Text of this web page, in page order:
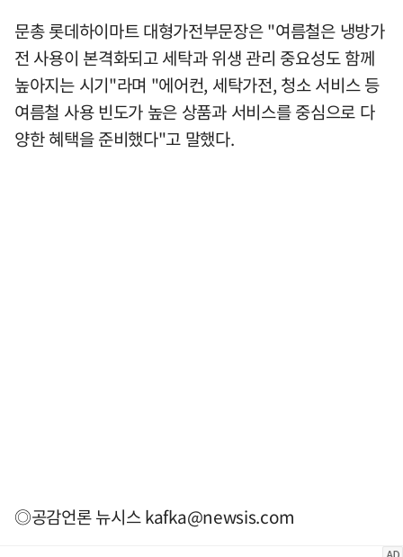
문총 롯데하이마트 대형가전부문장은 "여름철은 냉방가
전 사용이 본격화되고 세탁과 위생 관리 중요성도 함께
높아지는 시기"라며 "에어컨, 세탁가전, 청소 서비스 등
여름철 사용 빈도가 높은 상품과 서비스를 중심으로 다
양한 혜택을 준비했다"고 말했다.
◎공감언론 뉴시스kafka@newsis.com